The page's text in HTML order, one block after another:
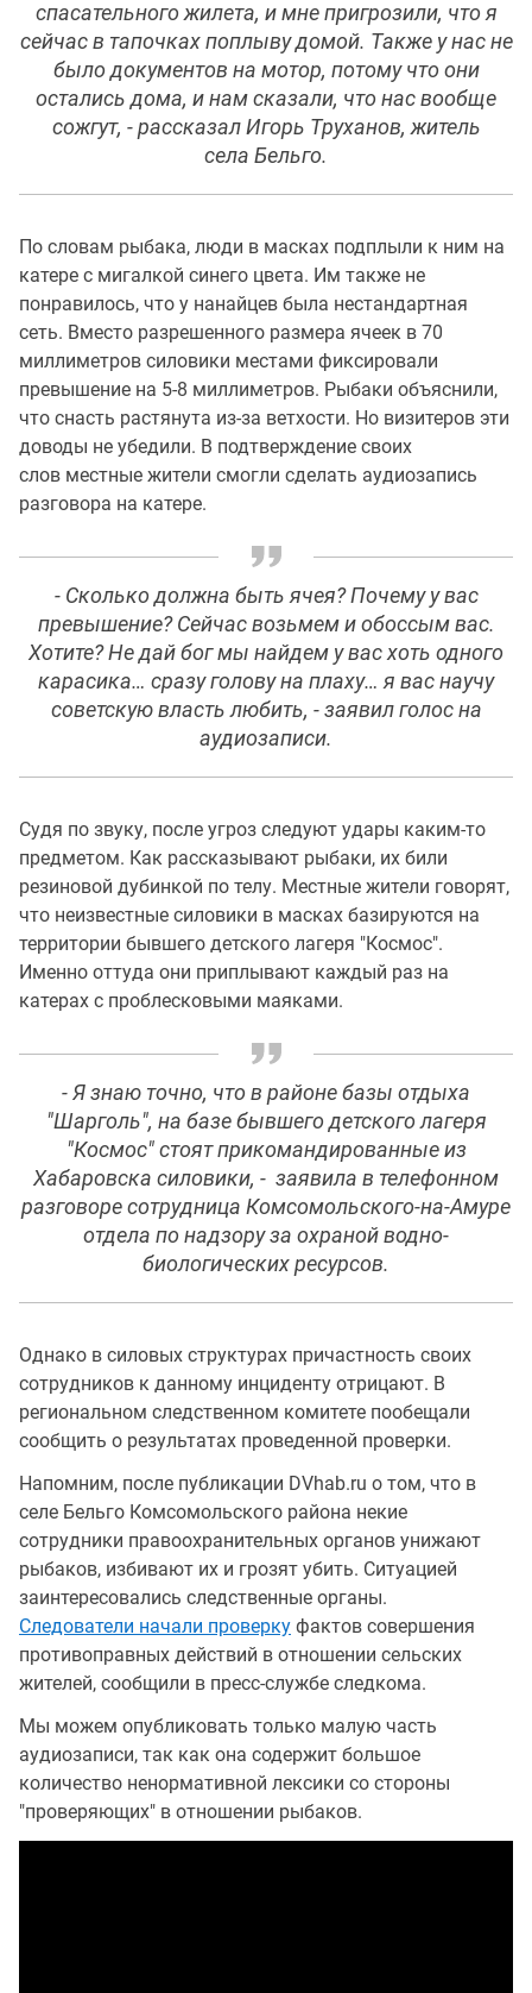
спасательного жилета, и мне пригрозили, что я
сейчас в тапочках поплыву домой. Также у нас не
было документов на мотор, потому что они
остались дома, и нам сказали, что нас вообще
сожгут, - рассказал Игорь Труханов, житель
села Бельго.
По словам рыбака, люди в масках подплыли к ним на
катере с мигалкой синего цвета. Им также не
понравилось, что у нанайцев была нестандартная
сеть. Вместо разрешенного размера ячеек в 70
миллиметров силовики местами фиксировали
превышение на 5-8 миллиметров. Рыбаки объяснили,
что снасть растянута из-за ветхости. Но визитеров эти
доводы не убедили. В подтверждение своих
слов местные жители смогли сделать аудиозапись
разговора на катере.
- Сколько должна быть ячея? Почему у вас
превышение? Сейчас возьмем и обоссым вас.
Хотите? Не дай бог мы найдем у вас хоть одного
карасика… сразу голову на плаху… я вас научу
советскую власть любить, - заявил голос на
аудиозаписи.
Судя по звуку, после угроз следуют удары каким-то
предметом. Как рассказывают рыбаки, их били
резиновой дубинкой по телу. Местные жители говорят,
что неизвестные силовики в масках базируются на
территории бывшего детского лагеря "Космос".
Именно оттуда они приплывают каждый раз на
катерах с проблесковыми маяками.
- Я знаю точно, что в районе базы отдыха
"Шарголь", на базе бывшего детского лагеря
"Космос" стоят прикомандированные из
Хабаровска силовики, - заявила в телефонном
разговоре сотрудница Комсомольского-на-Амуре
отдела по надзору за охраной водно-
биологических ресурсов.
Однако в силовых структурах причастность своих
сотрудников к данному инциденту отрицают. В
региональном следственном комитете пообещали
сообщить о результатах проведенной проверки.
Напомним, после публикации DVhab.ru о том, что в
селе Бельго Комсомольского района некие
сотрудники правоохранительных органов унижают
рыбаков, избивают их и грозят убить. Ситуацией
заинтересовались следственные органы.
Следователи начали проверку фактов совершения
противоправных действий в отношении сельских
жителей, сообщили в пресс-службе следкома.
Мы можем опубликовать только малую часть
аудиозаписи, так как она содержит большое
количество ненормативной лексики со стороны
"проверяющих" в отношении рыбаков.